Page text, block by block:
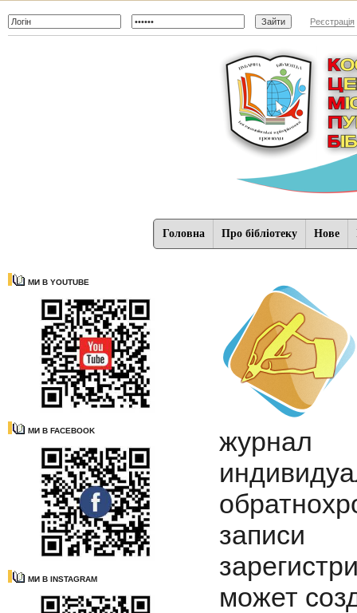
Реєстрація
Головна Про бібліотеку Нове
МИ В YOUTUBE
МИ В FACEBOOK
МИ В INSTAGRAM
журнал
может